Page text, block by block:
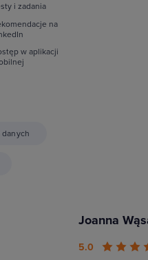
i zadania
na
w aplikacji
Joanna
5.0